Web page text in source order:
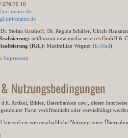
276 70 10
mainz.de
mainz.de
Dr. Stefan Grathoff, Dr. Regina Schäfer, Ulrich
net/bureau new media services GmbH &
(IGL): Maximilian Wegner (E-Mail)
Impressum
Nutzungsbedingungen
Artikel, Bilder, Datenbanken usw., dieser
Form veröffentlicht oder vervielfältigt
kostenfreie wissenschaftliche Nutzung unter